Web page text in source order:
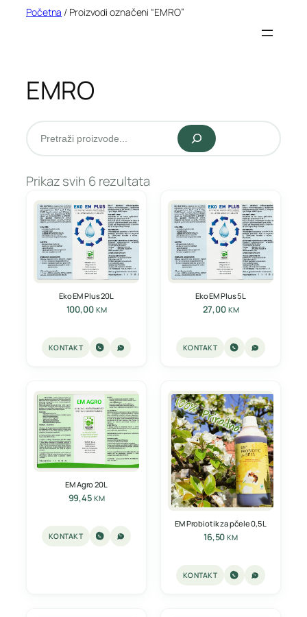
Početna / Proizvodi označeni “EMRO”
EMRO
Pretraži
Prikaz svih 6 rezultata
Eko EM Plus 20L
100,00 KM
KONTAKT
Eko EM Plus 5L
27,00 KM
KONTAKT
EM Agro 20L
99,45 KM
KONTAKT
EM Probiotik za pčele 0,5L
16,50KM
KONTAKT